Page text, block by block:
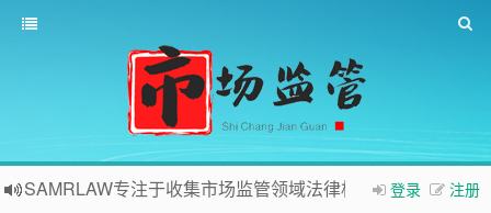
登录 注册
SAMRLAW专注于收集市场监管领域法律相关内容